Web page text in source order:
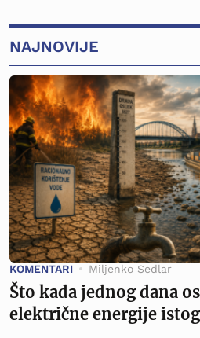
NAJNOVIJE
KOMENTARI Miljenko Sedlar
Što kada jednog dana
električne energije